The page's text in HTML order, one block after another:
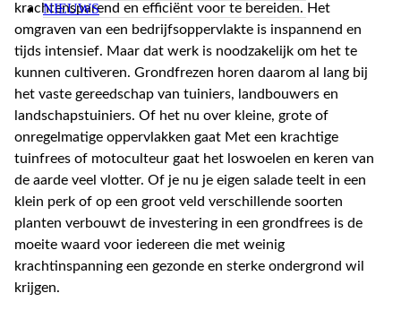
NIEUWS
krachtensparend en efficiënt voor te bereiden. Het
omgraven van een bedrijfsoppervlakte is inspannend en
tijds intensief. Maar dat werk is noodzakelijk om het te
kunnen cultiveren. Grondfrezen horen daarom al lang bij
het vaste gereedschap van tuiniers, landbouwers en
landschapstuiniers. Of het nu over kleine, grote of
onregelmatige oppervlakken gaat Met een krachtige
tuinfrees of motoculteur gaat het loswoelen en keren van
de aarde veel vlotter. Of je nu je eigen salade teelt in een
klein perk of op een groot veld verschillende soorten
planten verbouwt de investering in een grondfrees is de
moeite waard voor iedereen die met weinig
krachtinspanning een gezonde en sterke ondergrond wil
krijgen.